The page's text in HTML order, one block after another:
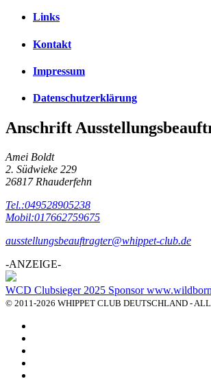
Links
Kontakt
Impressum
Datenschutzerklärung
Anschrift
Amei Boldt
2. Südwieke 229
26817 Rhauderfehn
Tel.:049528905238
Mobil:017662759675
ausstellungsbeauftragter@whippet-club.de
-ANZEIGE-
WCD Clubsieger 2025 Sponsor
© 2011-2026 WHIPPET CLUB DEUTSCHLAND -